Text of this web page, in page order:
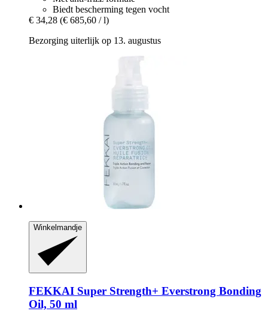
Biedt bescherming tegen vocht
€ 34,28 (€ 685,60 / l)
Bezorging uiterlijk op 13. augustus
Winkelmandje
FEKKAI Super Strength+ Everstrong Bonding
Oil, 50 ml